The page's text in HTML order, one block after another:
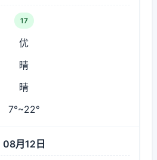
17
优
晴
晴
7°~22°
08月12日